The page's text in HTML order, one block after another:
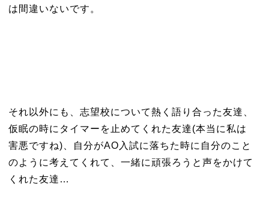
は間違いないです。
それ以外にも、志望校について熱く語り合った友達、
仮眠の時にタイマーを止めてくれた友達(本当に私は
害悪ですね)、自分がAO入試に落ちた時に自分のこと
のように考えてくれて、一緒に頑張ろうと声をかけて
くれた友達…